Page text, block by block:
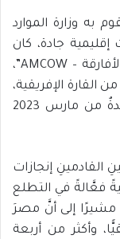
به وزارة الموارد
جادة، كان
منها رئاسةُ مصر لـ”مجلس وزراء المياه الأفارقة – AMCOW”،
54 وزيرَ مياه من القارة الإفريقية،
وأنَّ الرئاسةَ المصرية لهذا المجلس ممتدةٌ من مارس 2023
إنجازات
فعَّالةً في التطلع
مشيرًا إلى أنَّ مصرَ
وأكثر من أربعة